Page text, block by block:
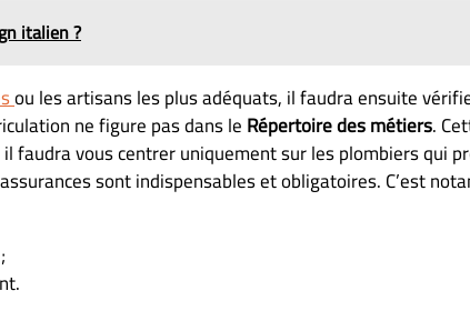
italien ?
ou les artisans les plus adéquats, il faudra ensuite
ne figure pas dans leRépertoire des métiers.
faudra vous centrer uniquement sur les plombiers qui
sont indispensables et obligatoires. C’est